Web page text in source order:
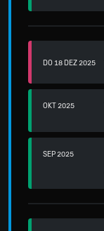
DO 18 DEZ 2025
OKT 2025
SEP 2025